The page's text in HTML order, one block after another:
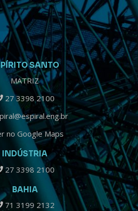
SANTO
MATRIZ
27 3398 2100
no Google Maps
INDÚSTRIA
27 3398 2100
BAHIA
71 3199 2132